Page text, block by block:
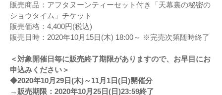
販売商品：アフタヌーンティーセット付き「天幕裏の秘密の
ショウタイム」チケット
販売価格：4,400円(税込)
販売日時：2020年10月15日(木) 18:00～ ※完売次第随時終了
＜対象開催日毎に販売終了期限がありますので、お早目にお
申込みください＞
◆2020年10月29日(木)～11月1日(日)開催分
→販売期限：2020年10月25日(日)23:59終了